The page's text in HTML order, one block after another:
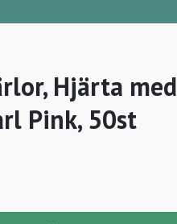
Hjärta med
Pink, 50st